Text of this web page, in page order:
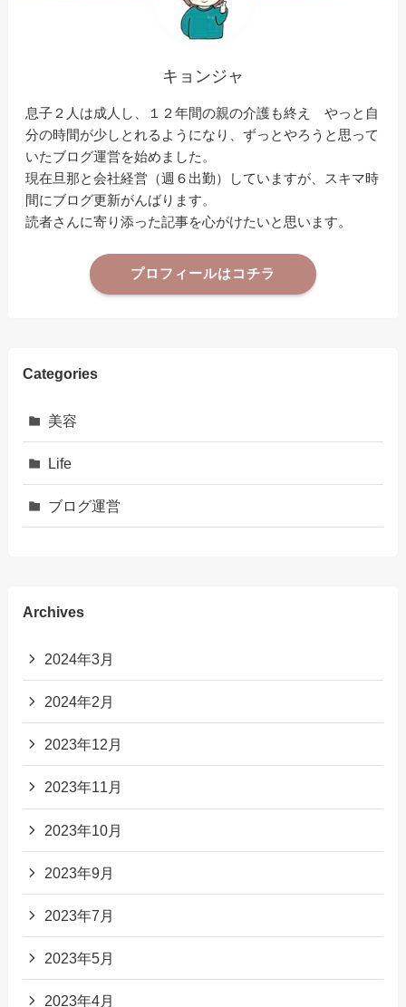
キョンジャ
息子２人は成人し、１２年間の親の介護も終え やっと自
分の時間が少しとれるようになり、ずっとやろうと思って
いたブログ運営を始めました。
現在旦那と会社経営（週６出勤）していますが、スキマ時
間にブログ更新がんばります。
読者さんに寄り添った記事を心がけたいと思います。
プロフィールはコチラ
Categories
美容
Life
ブログ運営
Archives
2024年3月
2024年2月
2023年12月
2023年11月
2023年10月
2023年9月
2023年7月
2023年5月
2023年4月